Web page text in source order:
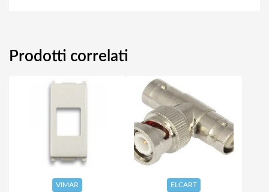
Prodotti correlati
VIMAR ELCART